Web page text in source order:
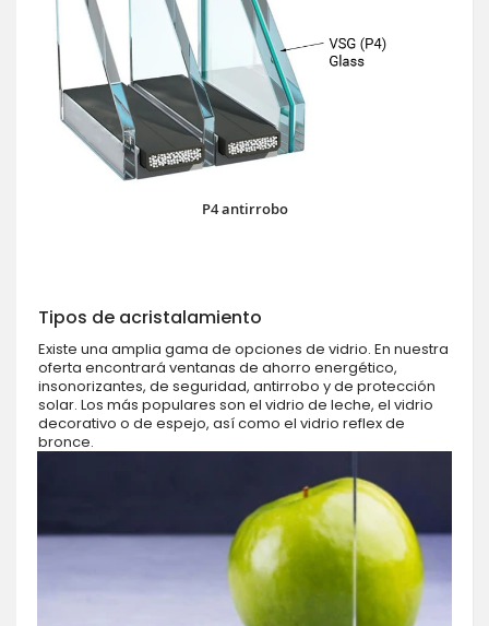
P4 antirrobo
Tipos de acristalamiento
Existe una amplia gama de opciones de vidrio. En nuestra
oferta encontrará ventanas de ahorro energético,
insonorizantes, de seguridad, antirrobo y de protección
solar. Los más populares son el vidrio de leche, el vidrio
decorativo o de espejo, así como el vidrio reflex de
bronce.